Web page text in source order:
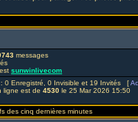
messages
sunwinlivecom
0 Enregistré, 0 Invisible et 19 Invités [
ligne est de 4530 le 25 Mar 2026 15:50
des cinq dernières minutes